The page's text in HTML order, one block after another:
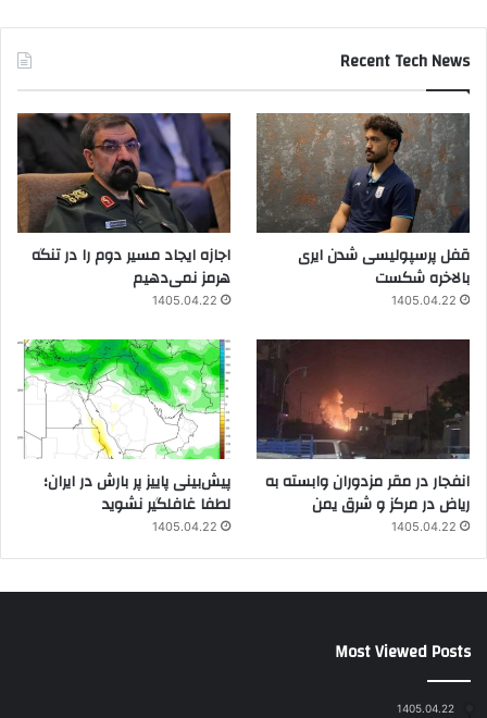
Recent Tech News
قفل پرسپولیسی شدن ایری
بالاخره شکست
1405.04.22
اجازه ایجاد مسیر دوم را در تنگه
هرمز نمی‌دهیم
1405.04.22
انفجار در مقر مزدوران وابسته به
ریاض در مرکز و شرق یمن
1405.04.22
پیش‌بینی پاییز پر بارش در ایران؛
لطفا غافلگیر نشوید
1405.04.22
Most Viewed Posts
1405.04.22